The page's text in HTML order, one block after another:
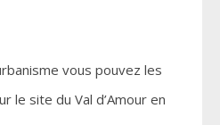
vous pouvez les
le site du Val d’Amour en